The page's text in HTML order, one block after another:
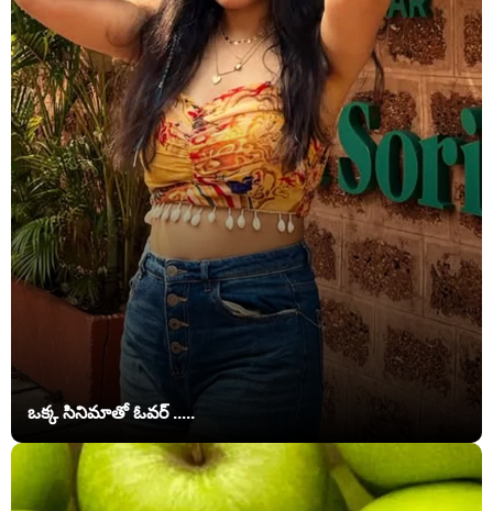
ఒక్క సినిమాతో ఓవర్ .....